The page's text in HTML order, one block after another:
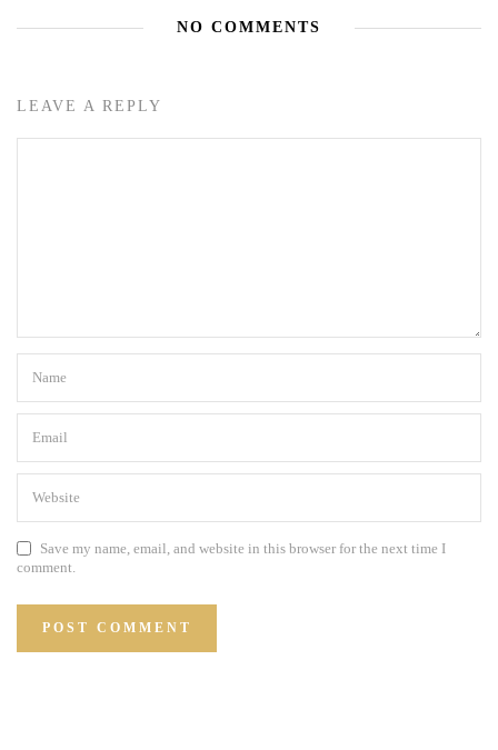
NO COMMENTS
LEAVE A REPLY
Save my name, email, and website in this browser for the next time I
comment.